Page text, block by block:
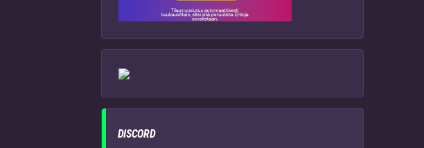
DISCORD